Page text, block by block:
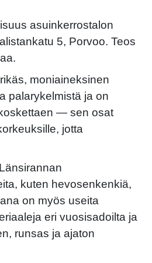
asuinkerrostalon
5, Porvoo. Teos
moniaineksinen
palarykelmistä ja on
— sen osat
jotta
kuten hevosenkenkiä,
on myös useita
eri vuosisadoilta ja
runsas ja ajaton